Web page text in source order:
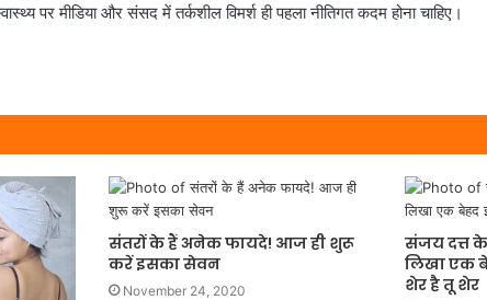
पर मीडिया और संसद में तर्कशील विमर्श ही पहला नीतिगत कदम होना चाहिए।
संतरों के हैं अनेक फायदे! आज ही शुरू
करें इसका सेवन
November 24, 2020
संजय दत्त
लिखा एक
शेर है तू शेर